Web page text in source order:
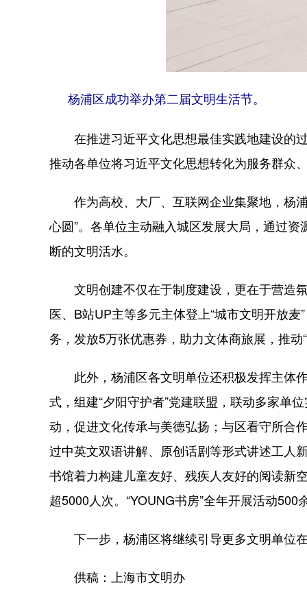
杨浦区成功举办第二届文明生活节。
在推进习近平文化思想最佳实践地建设的过
推动各单位将习近平文化思想转化为服务群众
作为高校、大厂、互联网企业集聚地，杨浦
心圆”。各单位主动融入城区发展大局，通过
断的文明活水。
文明创建不仅在于制度建设，更在于营造氛
医、B站UP主等多元主体登上“城市文明开放
务，发放5万张优惠券，助力文体商旅展，推动
此外，杨浦区各文明单位还积极发挥主体作
式，组建“夕阳守护者”党建联盟，联动多家单
动，促进文化传承与美德弘扬；与区看守所合
过中英文双语讲解、原创话剧等形式讲述工人
书馆着力构建儿童友好、残疾人友好的阅读新
超5000人次。“YOUNG书房”全年开展活动
下一步，杨浦区将继续引导更多文明单位在
供稿：上海市文明办